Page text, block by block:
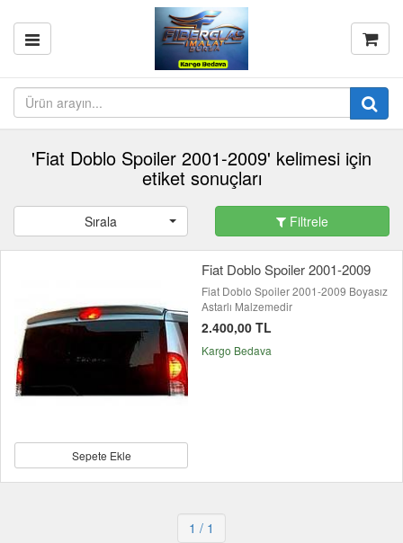
'Fiat Doblo Spoiler 2001-2009' kelimesi için
etiket sonuçları
Sırala Filtrele
Sepete Ekle
Fiat Doblo Spoiler 2001-2009
Fiat Doblo Spoiler 2001-2009 Boyasız
Astarlı Malzemedir
2.400,00 TL
Kargo Bedava
1 / 1